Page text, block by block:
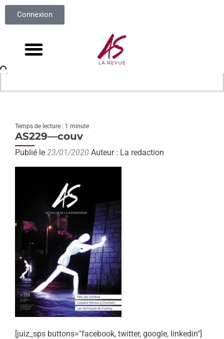
Connexion
Temps de lecture : 1 minute
AS229—couv
Publié le 23/01/2020 Auteur : La redaction
[juiz_sps buttons="facebook, twitter, google, linkedin"]